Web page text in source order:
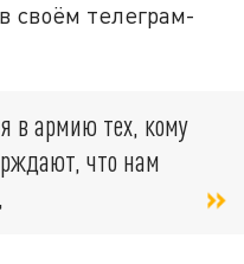
своём телеграм-
в армию тех, кому
что нам